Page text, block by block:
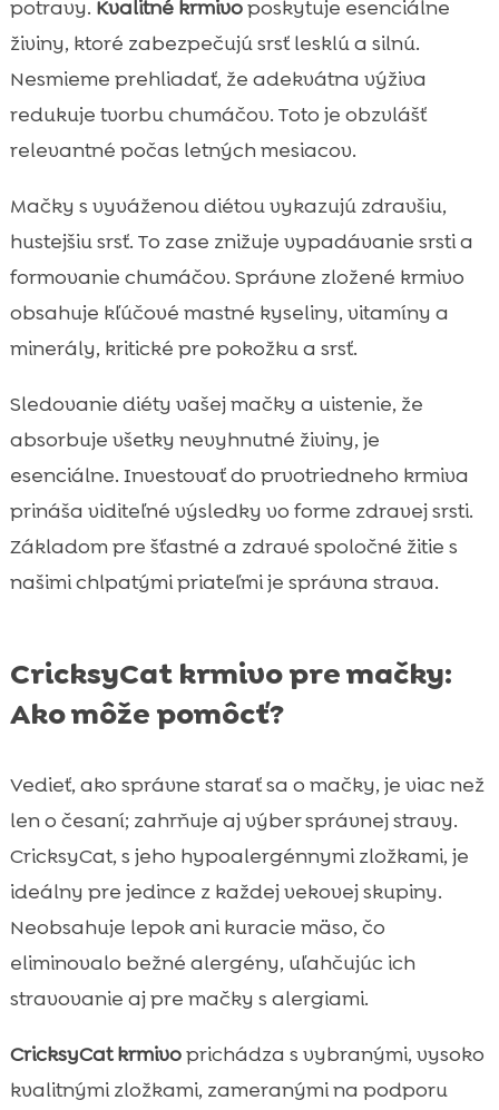
potravy. Kvalitné krmivoposkytuje esenciálne
živiny, ktoré zabezpečujú srsť lesklú a silnú.
Nesmieme prehliadať, že adekvátna výživa
redukuje tvorbu chumáčov. Toto je obzvlášť
relevantné počas letných mesiacov.
Mačky s vyváženou diétou vykazujú zdravšiu,
hustejšiu srsť. To zase znižuje vypadávanie srsti a
formovanie chumáčov. Správne zložené krmivo
obsahuje kľúčové mastné kyseliny, vitamíny a
minerály, kritické pre pokožku a srsť.
Sledovanie diéty vašej mačky a uistenie, že
absorbuje všetky nevyhnutné živiny, je
esenciálne. Investovať do prvotriedneho krmiva
prináša viditeľné výsledky vo forme zdravej srsti.
Základom pre šťastné a zdravé spoločné žitie s
našimi chlpatými priateľmi je správna strava.
CricksyCat krmivo pre mačky:
Ako môže pomôcť?
Vedieť, ako správne starať sa o mačky, je viac než
len o česaní; zahrňuje aj výber správnej stravy.
CricksyCat, s jeho hypoalergénnymi zložkami, je
ideálny pre jedince z každej vekovej skupiny.
Neobsahuje lepok ani kuracie mäso, čo
eliminovalo bežné alergény, uľahčujúc ich
stravovanie aj pre mačky s alergiami.
CricksyCat krmivoprichádza s vybranými, vysoko
kvalitnými zložkami, zameranými na podporu